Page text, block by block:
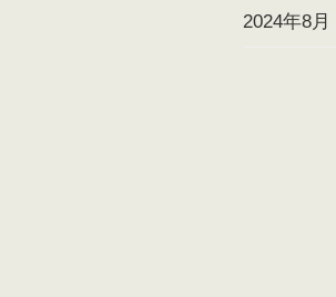
2024年8月